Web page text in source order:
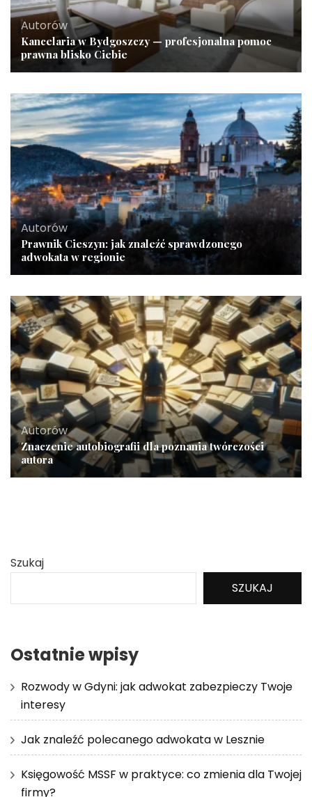
Autorów
Kancelaria w Bydgoszczy — profesjonalna pomoc
prawna blisko Ciebie
Autorów
Prawnik Cieszyn: jak znaleźć sprawdzonego
adwokata w regionie
Autorów
Znaczenie autobiografii dla poznania twórczości
autora
Szukaj
SZUKAJ
Ostatnie wpisy
Rozwody w Gdyni: jak adwokat zabezpieczy Twoje
interesy
Jak znaleźć polecanego adwokata w Lesznie
Księgowość MSSF w praktyce: co zmienia dla Twojej
firmy?